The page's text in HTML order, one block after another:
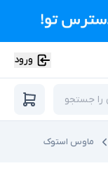
ورود
ماوس استوک